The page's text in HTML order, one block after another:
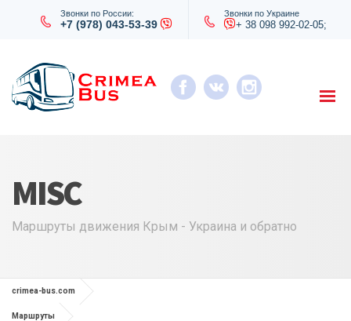
Звонки по России:
+7 (978) 043-53-39
Звонки по Украине
+ 38 098 992-02-05;
MISC
Маршруты движения Крым - Украина и обратно
crimea-bus.com
Маршруты